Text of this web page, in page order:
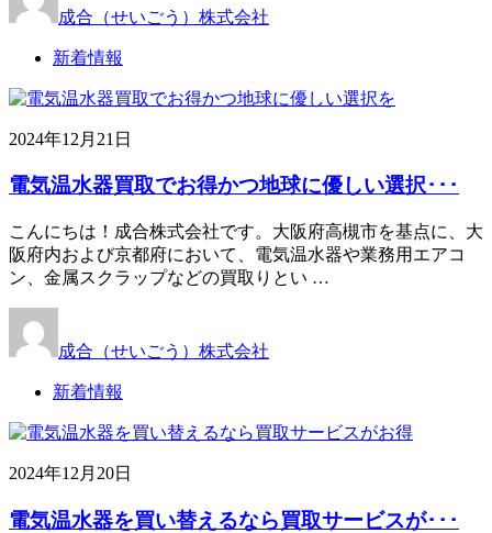
成合（せいごう）株式会社
新着情報
2024年12月21日
電気温水器買取でお得かつ地球に優しい選択･･･
こんにちは！成合株式会社です。大阪府高槻市を基点に、大
阪府内および京都府において、電気温水器や業務用エアコ
ン、金属スクラップなどの買取りとい …
成合（せいごう）株式会社
新着情報
2024年12月20日
電気温水器を買い替えるなら買取サービスが･･･